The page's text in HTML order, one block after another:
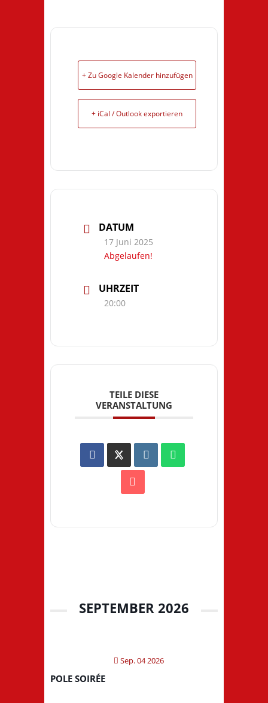
+ Zu Google Kalender hinzufügen
+ iCal / Outlook exportieren
DATUM
17 Juni 2025
Abgelaufen!
UHRZEIT
20:00
TEILE DIESE
VERANSTALTUNG
SEPTEMBER 2026
Sep. 04 2026
POLE SOIRÉE